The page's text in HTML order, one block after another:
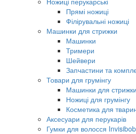
Прямі ножиці
Філірувальні ножиці
Машинки для стрижки
Машинки
Тримери
Шейвери
Запчастини та
Товари для грумінгу
Машинки для стрижки
Ножиці для грумінгу
Косметика для
Аксесуари для перукарів
Гумки для волосся